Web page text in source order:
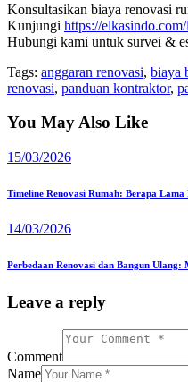
Konsultasikan biaya renovasi
Kunjungi https://
Hubungi kami untuk survei &
Tags: anggaran renovasi, biaya
renovasi, panduan kontraktor,
You May Also Like
15/03/2026
Timeline Renovasi Rumah: Berapa Lama
14/03/2026
Perbedaan Renovasi dan Bangun Ulang:
Leave a reply
Comment
Name